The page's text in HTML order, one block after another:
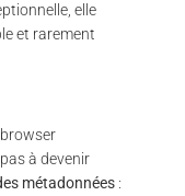
elle
et rarement
à devenir
métadonnées :